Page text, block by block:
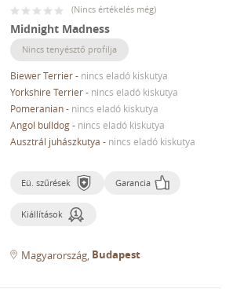
(Nincs értékelés még)
Midnight Madness
Nincs tenyésztő profilja
Biewer Terrier- nincs eladó kiskutya
Yorkshire Terrier- nincs eladó kiskutya
Pomeranian- nincs eladó kiskutya
Angol bulldog- nincs eladó kiskutya
Ausztrál juhászkutya - nincs eladó kiskutya
Eü. szűrések Garancia
Kiállítások
Magyarország Budapest